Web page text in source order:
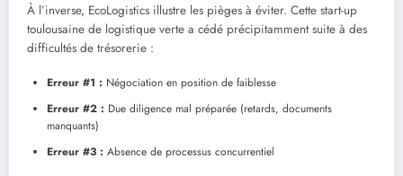
À l’inverse, EcoLogistics illustre les pièges à éviter. Cette start-up
toulousaine de logistique verte a cédé précipitamment suite à des
difficultés de trésorerie :
Erreur #1 : Négociation en position de faiblesse
Erreur #2 : Due diligence mal préparée (retards, documents
manquants)
Erreur #3 : Absence de processus concurrentiel